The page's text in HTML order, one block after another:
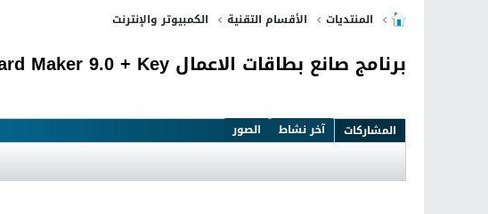
المنتديات
الأقسام التقنية الكمبيوتر والإنترنت
برنامج صانع بطاقات الاعمال AMS Software Business Card Maker 9.0 + Key
المشاركات آخر نشاط الصور